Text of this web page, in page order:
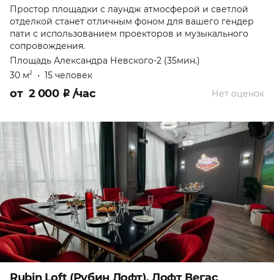
Простор площадки с лаундж атмосферой и светлой
отделкой станет отличным фоном для вашего гендер
пати с использованием проекторов и музыкального
сопровождения.
Площадь Александра Невского-2 (35мин.)
30 м2 • 15 человек
Нет оценок
от 2 000 ₽ /час